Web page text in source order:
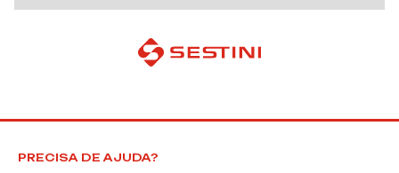
PRECISA DE AJUDA?